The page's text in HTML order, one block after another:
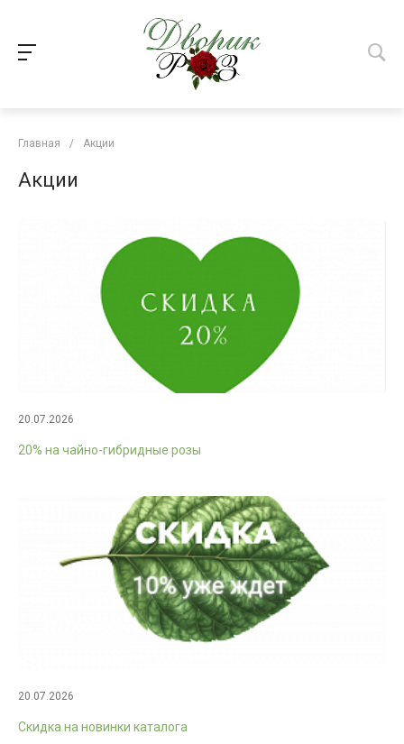
Главная / Акции
Акции
20.07.2026
20% на чайно-гибридные розы
20.07.2026
Скидка на новинки каталога